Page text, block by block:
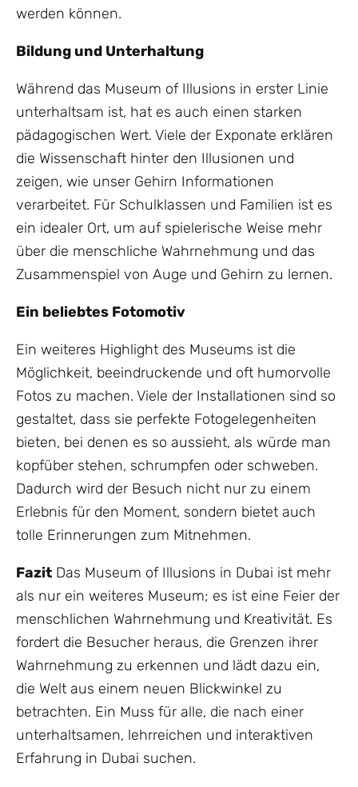
werden können.
Bildung und Unterhaltung
Während das Museum of Illusions in erster Linie
unterhaltsam ist, hat es auch einen starken
pädagogischen Wert. Viele der Exponate erklären
die Wissenschaft hinter den Illusionen und
zeigen, wie unser Gehirn Informationen
verarbeitet. Für Schulklassen und Familien ist es
ein idealer Ort, um auf spielerische Weise mehr
über die menschliche Wahrnehmung und das
Zusammenspiel von Auge und Gehirn zu lernen.
Ein beliebtes Fotomotiv
Ein weiteres Highlight des Museums ist die
Möglichkeit, beeindruckende und oft humorvolle
Fotos zu machen. Viele der Installationen sind so
gestaltet, dass sie perfekte Fotogelegenheiten
bieten, bei denen es so aussieht, als würde man
kopfüber stehen, schrumpfen oder schweben.
Dadurch wird der Besuch nicht nur zu einem
Erlebnis für den Moment, sondern bietet auch
tolle Erinnerungen zum Mitnehmen.
Fazit Das Museum of Illusions in Dubai ist mehr
als nur ein weiteres Museum; es ist eine Feier der
menschlichen Wahrnehmung und Kreativität. Es
fordert die Besucher heraus, die Grenzen ihrer
Wahrnehmung zu erkennen und lädt dazu ein,
die Welt aus einem neuen Blickwinkel zu
betrachten. Ein Muss für alle, die nach einer
unterhaltsamen, lehrreichen und interaktiven
Erfahrung in Dubai suchen.